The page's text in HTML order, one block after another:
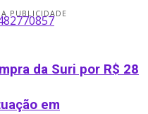
da Suri por R$ 28
em
PUBLICIDADE